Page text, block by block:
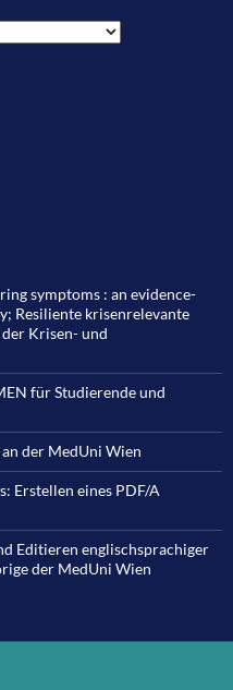
symptoms : an evidence-
Resiliente krisenrelevante
Krisen- und
für Studierende und
der MedUni Wien
Erstellen eines PDF/A
Editieren englischsprachiger
der MedUni Wien